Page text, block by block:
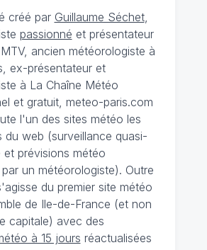
créé par Guillaume Séchet,
passionné et présentateur
ancien météorologiste à
ex-présentateur et
à La Chaîne Météo
et gratuit, meteo-paris.com
l'un des sites météo les
du web (surveillance quasi-
et prévisions météo
un météorologiste). Outre
du premier site météo
de Ile-de-France (et non
capitale) avec des
à 15 jours réactualisées